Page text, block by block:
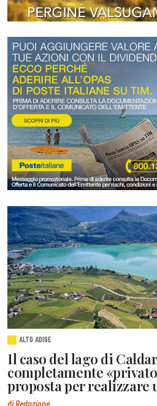
ALTO ADIGE
Il caso del lago di
completamente
proposta per realizzare
di Redazione